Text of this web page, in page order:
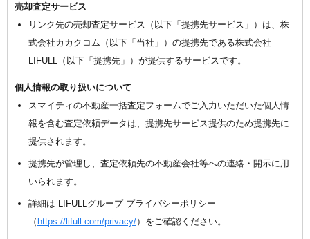
売却査定サービス
リンク先の売却査定サービス（以下「提携先サービス」）は、株
式会社カカクコム（以下「当社」）の提携先である株式会社
LIFULL（以下「提携先」）が提供するサービスです。
個人情報の取り扱いについて
スマイティの不動産一括査定フォームでご入力いただいた個人情
報を含む査定依頼データは、提携先サービス提供のため提携先に
提供されます。
提携先が管理し、査定依頼先の不動産会社等への連絡・開示に用
いられます。
詳細は LIFULLグループ プライバシーポリシー
（ https://lifull.com/privacy/）をご確認ください。